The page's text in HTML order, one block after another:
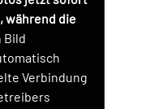
während die
Bild
Verbindung